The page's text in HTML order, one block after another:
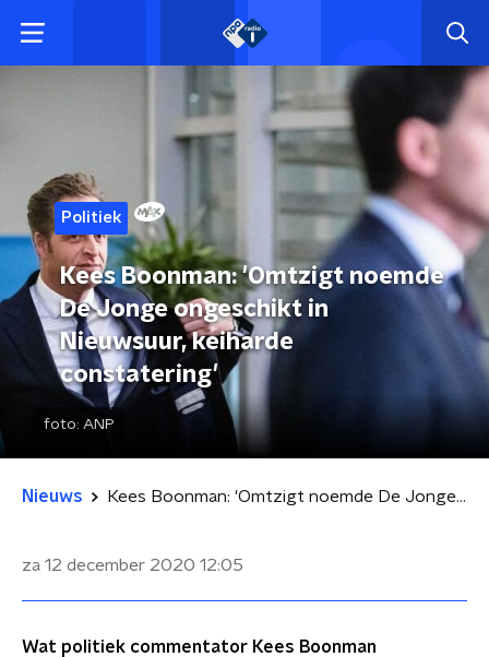
Politiek
Kees Boonman: 'Omtzigt noemde
De Jonge ongeschikt in
Nieuwsuur, keiharde
constatering'
foto: ANP
Nieuws Kees Boonman: 'Omtzigt noemde De Jonge ongeschikt in Nieuwsuur, keiharde constatering'
za 12 december 2020 12:05
Wat politiek commentator Kees Boonman